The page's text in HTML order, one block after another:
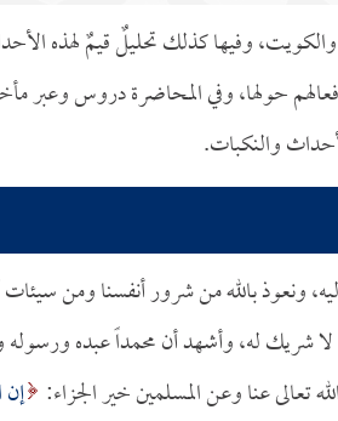
وفيها كذلك تحليلٌ قيمٌ لهذه
حولها، وفي المحاضرة دروس
والنكبات.
ونعوذ بالله من شرور أنفسنا ومن سيئات
شريك له، وأشهد أن محمداً عبده ورسوله
تعالى عنا وعن المسلمين خير الجزاء: